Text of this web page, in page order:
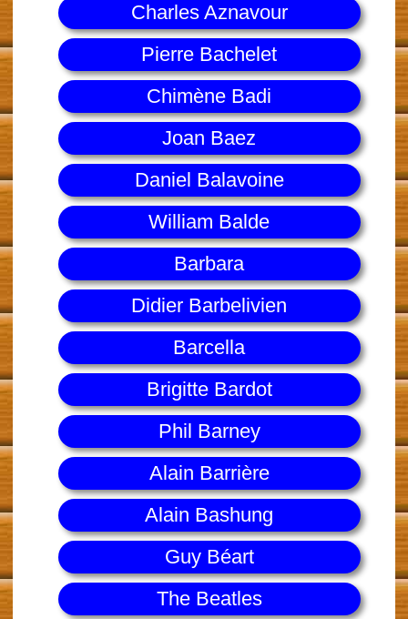
Charles Aznavour
Pierre Bachelet
Chimène Badi
Joan Baez
Daniel Balavoine
William Balde
Barbara
Didier Barbelivien
Barcella
Brigitte Bardot
Phil Barney
Alain Barrière
Alain Bashung
Guy Béart
The Beatles